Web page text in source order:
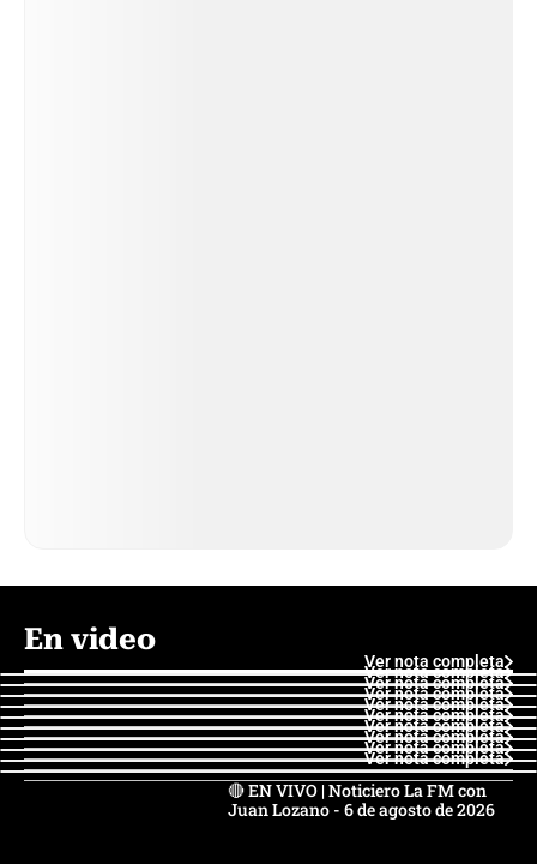
En video
Ver nota completa
Ver nota completa
Ver nota completa
Ver nota completa
Ver nota completa
Ver nota completa
Ver nota completa
Ver nota completa
Ver nota completa
Ver nota completa
🔴 EN VIVO | Noticiero La FM con
Juan Lozano - 6 de agosto de 2026